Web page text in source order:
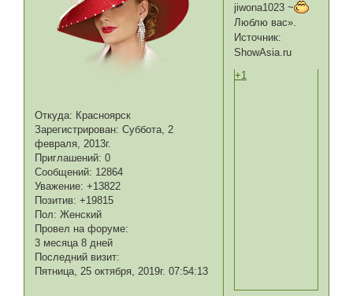
Откуда: Красноярск
Зарегистрирован: Суббота, 2
февраля, 2013г.
Приглашений: 0
Сообщений: 12864
Уважение: +13822
Позитив: +19815
Пол: Женский
Провел на форуме:
3 месяца 8 дней
Последний визит:
Пятница, 25 октября, 2019г. 07:54:13
jiwona1023 ~
Люблю вас».
Источник:
ShowAsia.ru
+1